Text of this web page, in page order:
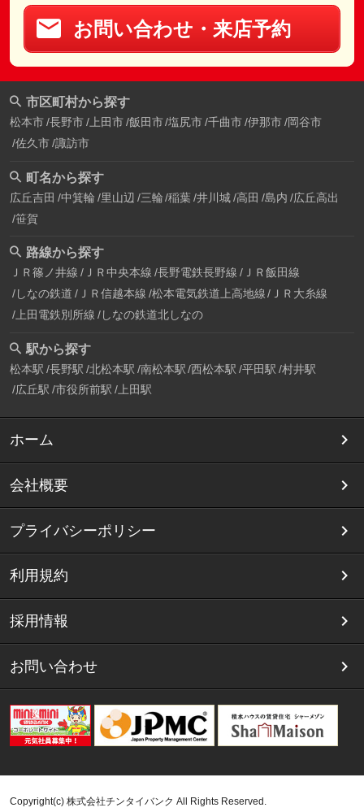
お問い合わせ・来店予約
市区町村から探す
松本市 長野市 上田市 飯田市 塩尻市 千曲市 伊那市 岡谷市
佐久市 諏訪市
町名から探す
広丘吉田 中箕輪 里山辺 三輪 稲葉 井川城 高田 島内 広丘高出
笹賀
路線から探す
ＪＲ篠ノ井線 ＪＲ中央本線 長野電鉄長野線 ＪＲ飯田線
しなの鉄道 ＪＲ信越本線 松本電気鉄道上高地線
ＪＲ大糸線
上田電鉄別所線 しなの鉄道北しなの
駅から探す
松本駅 長野駅 北松本駅 南松本駅 西松本駅 平田駅 村井駅
広丘駅 市役所前駅 上田駅
ホーム
会社概要
プライバシーポリシー
利用規約
採用情報
お問い合わせ
Copyright(c) 株式会社チンタイバンク All Rights Reserved.